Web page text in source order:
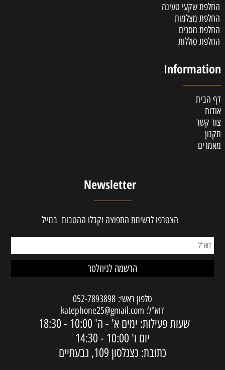
החלפת שקעי טעינה
החלפת מצלמות
החלפת מסכים
החלפת סוללות
Information
דף הבית
אודות
צור קשר
תקנון
מאמרים
Newsletter
הצטרפו לרשימת התפוצה וקבלו ההטבות במייל
טלפון ראשי: 052-7893898
דוא"ל: katephone25@gmail.com
שעות פעילות: ימים א' - ה' 10:00 - 18:30
יום ו' 10:00 - 14:30
כתובת: כצנלסון 109, גבעתיים